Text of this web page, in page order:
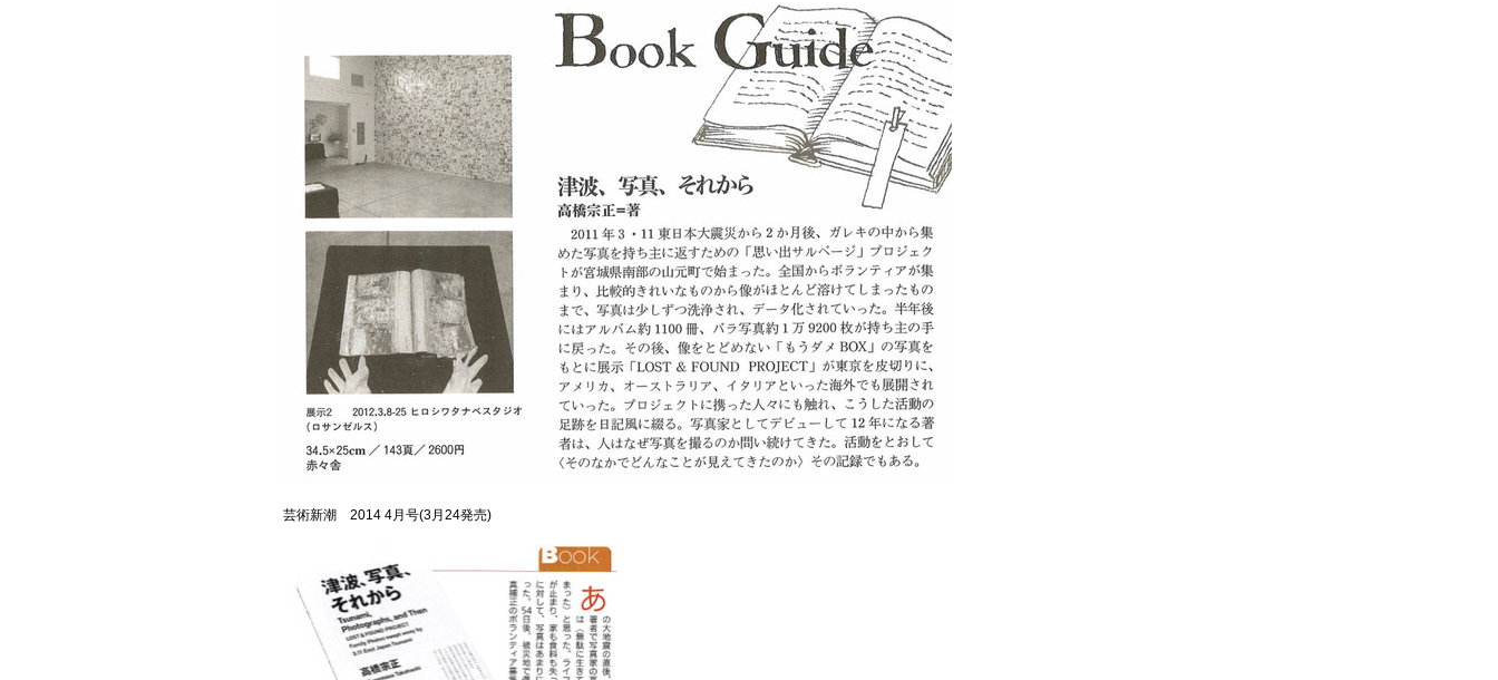
芸術新潮 2014 4月号(3月24発売)